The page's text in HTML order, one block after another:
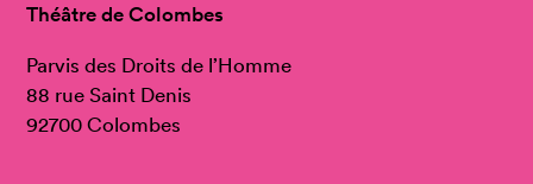
Théâtre de Colombes
Parvis des Droits de l’Homme
88 rue Saint Denis
92700 Colombes